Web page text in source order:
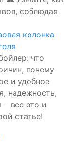
соблюдая
колонка
что
почему
и удобное
надежность,
– все это и
статье!